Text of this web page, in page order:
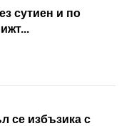
сутиен и по
се избъзика с